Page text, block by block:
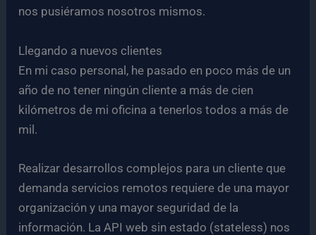
nos pusiéramos nosotros mismos.
Llegando a nuevos clientes
En mi caso personal, he pasado en poco más de un
año de no tener ningún cliente a más de cien
kilómetros de mi oficina a tenerlos todos a más de
mil.
Realizar desarrollos complejos para un cliente que
demanda servicios remotos requiere de una mayor
organización y una mayor seguridad de la
información. La API web sin estado (stateless) nos